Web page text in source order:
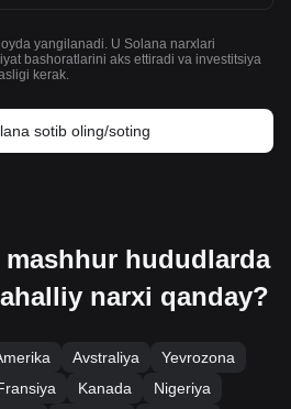
yangilanadi. U Solana narxlari
bashoratlarini aks ettiradi va investitsiya
kerak.
sotib oling/soting
hududlarda
narxi qanday?
Avstraliya
Yevrozona
Kanada
Nigeriya